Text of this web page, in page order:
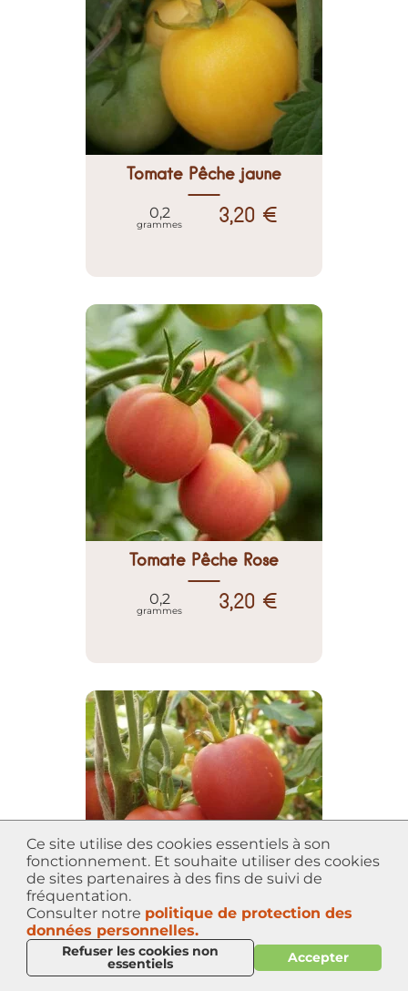
Ce site utilise des cookies essentiels à son
fonctionnement. Et souhaite utiliser des cookies
de sites partenaires à des fins de suivi de
fréquentation.
Consulter notre politique de protection des
données personnelles.
Refuser les cookies non
essentiels Accepter
Tomate Pêche jaune
0,2
grammes 3,20 €
Tomate Pêche Rose
0,2
grammes 3,20 €
Tomate Pêche rouge